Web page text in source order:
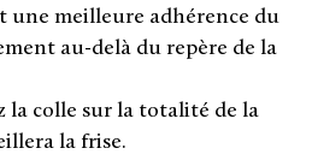
meilleure adhérence du
au-delà du repère de la
la colle sur la totalité de la
la frise.